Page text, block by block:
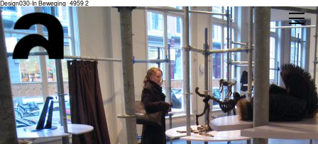
Design030-In Beweging_4959 2